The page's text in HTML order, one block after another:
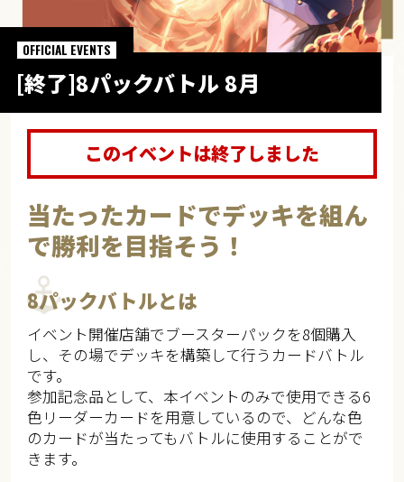
[終了]8パックバトル 8月
OFFICIAL EVENTS
このイベントは終了しました
当たったカードでデッキを組ん
で勝利を目指そう！
8パックバトルとは
イベント開催店舗でブースターパックを8個購入
し、その場でデッキを構築して行うカードバトル
です。
参加記念品として、本イベントのみで使用できる6
色リーダーカードを用意しているので、どんな色
のカードが当たってもバトルに使用することがで
きます。